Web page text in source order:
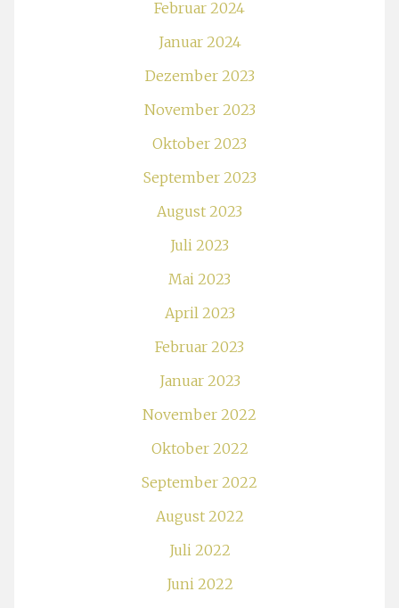
Februar 2024
Januar 2024
Dezember 2023
November 2023
Oktober 2023
September 2023
August 2023
Juli 2023
Mai 2023
April 2023
Februar 2023
Januar 2023
November 2022
Oktober 2022
September 2022
August 2022
Juli 2022
Juni 2022